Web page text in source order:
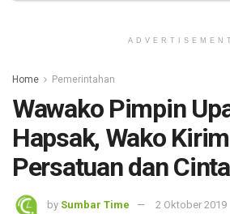
ADVERTISEMENT
Home Pemerintahan
Wawako Pimpin
Hapsak, Wako
Persatuan dan
by Sumbar Time 2 Oktober 2019